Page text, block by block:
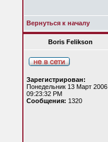
Вернуться к началу
Boris Felikson
Зарегистрирован:
Понедельник 13 Март 2006
09:23:32 PM
Сообщения: 1320